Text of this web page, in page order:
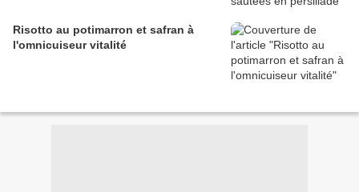
Risotto au potimarron et safran à
l'omnicuiseur vitalité